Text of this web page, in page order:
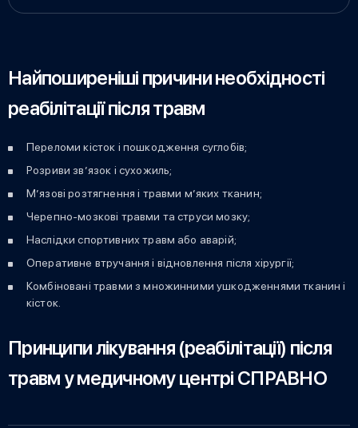
Найпоширеніші причини необхідності
реабілітації після травм
Переломи кісток і пошкодження суглобів;
Розриви зв’язок і сухожиль;
М’язові розтягнення і травми м’яких тканин;
Черепно-мозкові травми та струси мозку;
Наслідки спортивних травм або аварій;
Оперативне втручання і відновлення після хірургії;
Комбіновані травми з множинними ушкодженнями тканин і
кісток.
Принципи лікування (реабілітації) після
травм у медичному центрі СПРАВНО